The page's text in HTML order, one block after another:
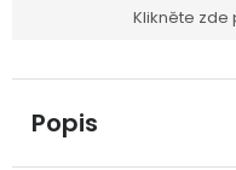
Klikněte
Popis